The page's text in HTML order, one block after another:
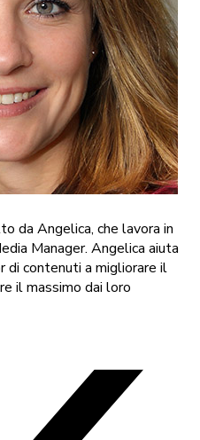
da Angelica, che lavora in
Manager. Angelica aiuta
di contenuti a migliorare il
il massimo dai loro